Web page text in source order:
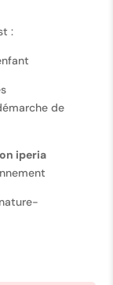
:
de
iperia